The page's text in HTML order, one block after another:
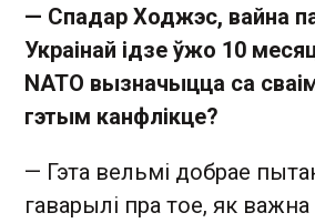
— Спадар Ходжэс, вайна
Украінай ідзе ўжо 10
NATO вызначыцца са
гэтым канфлікце?
— Гэта вельмі добрае
гаварылі пра тое, як важна